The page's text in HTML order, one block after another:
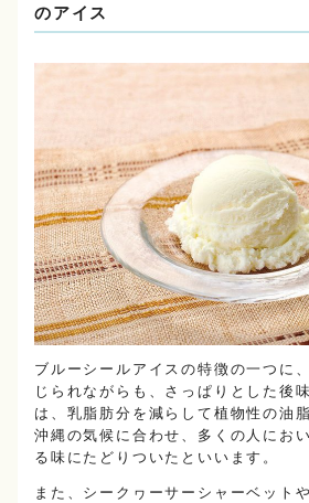
のアイス
ブルーシールアイスの特徴の一つに
じられながらも、さっぱりとした後
は、乳脂肪分を減らして植物性の油
沖縄の気候に合わせ、多くの人にお
る味にたどりついたといいます。
また、シークヮーサーシャーベット